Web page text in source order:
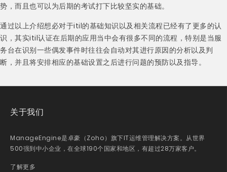
势，而且也可以为后期的考试打下比较坚实的基础。
通过以上介绍想必对于itil的基础知识以及相关流程已经有了更多的认
识，其实itil认证在后期的应用当中会有很多不同的流程，特别是当服
务台在识别一些偶发事件时往往会自动对其进行原因的分析以及判
断，并且将安排相应的基础设置之后进行问题的预防以及指导。
关于我们
ManageEngine是卓豪（Zoho）旗下IT运维管理解决方案。从世界
500强到中小企业，在全球190个国家和地区，有超过28万家客户。
了解更多